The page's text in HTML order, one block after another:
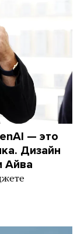
— это
Дизайн
Айва